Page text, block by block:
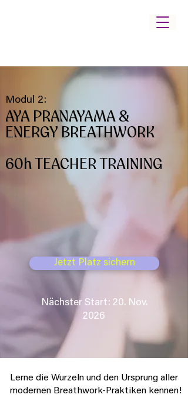
Modul 2:
AYA PRANAYAMA &
ENERGY BREATHWORK
60h TEACHER TRAINING
Jetzt Platz sichern
Nächster Start: 20. Nov.
2026
Lerne die Wurzeln und den Ursprung aller
modernen Breathwork-Praktiken kennen!